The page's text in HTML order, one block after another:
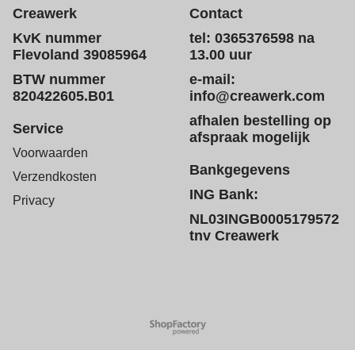
Creawerk
KvK nummer
Flevoland 39085964
BTW nummer
820422605.B01
Contact
tel: 0365376598 na
13.00 uur
e-mail:
info@creawerk.com
afhalen bestelling op
afspraak mogelijk
Service
Voorwaarden
Verzendkosten
Privacy
Bankgegevens
ING Bank:
NL03INGB0005179572
tnv Creawerk
Webwinkel gemaakt met
ShopFactory webwinkel